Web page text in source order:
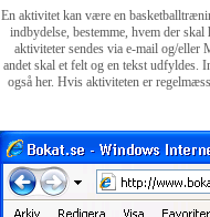
En aktivitet kan være en
indbydelse, bestemme, hvem der
aktiviteter sendes via e-mail og/eller
andet skal et felt og en tekst udfyldes.
også her. Hvis aktiviteten er